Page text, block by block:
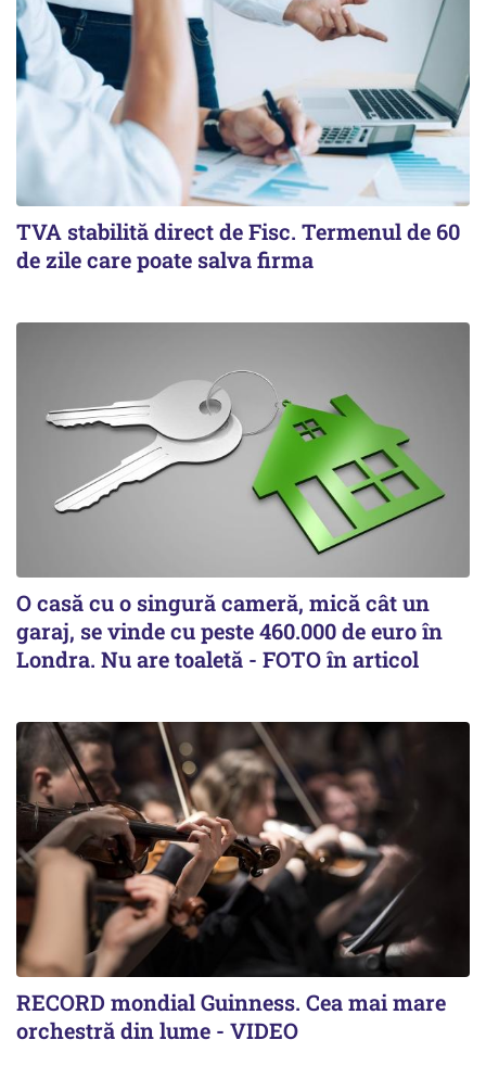
TVA stabilită direct de Fisc. Termenul de 60
de zile care poate salva firma
O casă cu o singură cameră, mică cât un
garaj, se vinde cu peste 460.000 de euro în
Londra. Nu are toaletă - FOTO în articol
RECORD mondial Guinness. Cea mai mare
orchestră din lume - VIDEO